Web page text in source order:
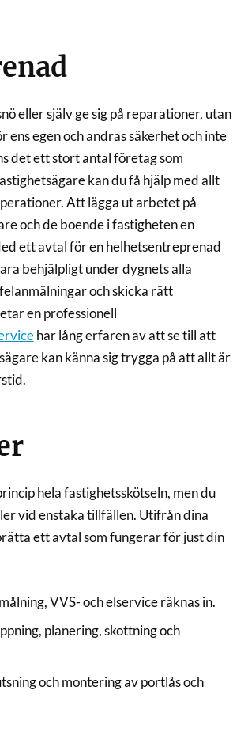
eller själv ge sig på reparationer, utan
ens egen och andras säkerhet och inte
det ett stort antal företag som
kan du få hjälp med allt
Att lägga ut arbetet på
och de boende i fastigheten en
ett avtal för en helhetsentreprenad
behjälpligt under dygnets alla
och skicka rätt
en professionell
har lång erfaren av att se till att
kan känna sig trygga på att allt är
hela fastighetsskötseln, men du
vid enstaka tillfällen. Utifrån dina
ett avtal som fungerar för just din
VVS- och elservice räknas in.
planering, skottning och
och montering av portlås och